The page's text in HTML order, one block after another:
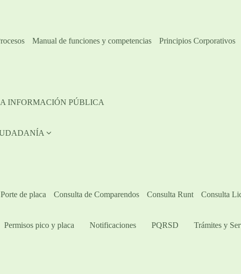
Manual de funciones y competencias Principios Corporativos
INFORMACIÓN PÚBLICA
Porte de placa Consulta de Comparendos Consulta Runt Consulta
Permisos pico y placa Notificaciones PQRSD Trámites y